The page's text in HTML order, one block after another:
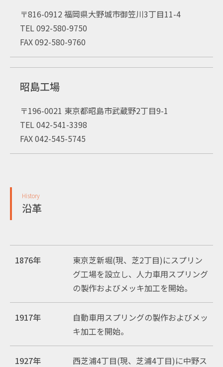
〒816-0912 福岡県大野城市御笠川3丁目11-4
TEL 092-580-9750
FAX 092-580-9760
昭島工場
〒196-0021 東京都昭島市武蔵野2丁目9-1
TEL 042-541-3398
FAX 042-545-5745
History
沿革
1876年
東京芝新堀(現、芝2丁目)にスプリン
グ工場を設立し、人力車用スプリング
の製作およびメッキ加工を開始。
1917年
自動車用スプリングの製作およびメッ
キ加工を開始。
1927年
西芝浦4丁目(現、芝浦4丁目)に中野ス